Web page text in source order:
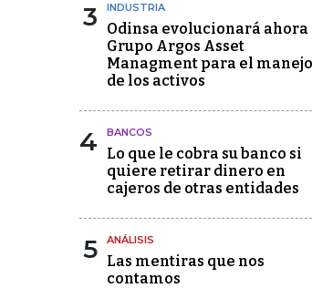
3 INDUSTRIA
Odinsa evolucionará ahora
Grupo Argos Asset
Managment para el manejo
de los activos
4 BANCOS
Lo que le cobra su banco si
quiere retirar dinero en
cajeros de otras entidades
5 ANÁLISIS
Las mentiras que nos
contamos